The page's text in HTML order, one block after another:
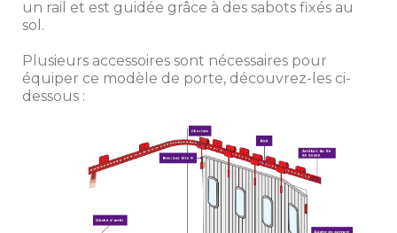
un rail et est guidée grâce à des sabots fixés au
sol.
Plusieurs accessoires sont nécessaires pour
équiper ce modèle de porte, découvrez-les ci-
dessous :